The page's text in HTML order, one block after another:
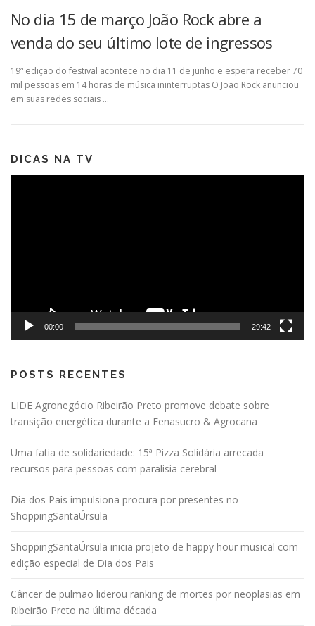
No dia 15 de março João Rock abre a
venda do seu último lote de ingressos
19ª edição do festival acontece no dia 11 de junho e espera receber 70
mil pessoas em 14 horas de música ininterruptas O João Rock anunciou
em suas redes sociais …
DICAS NA TV
00:00 29:42
POSTS RECENTES
LIDE Agronegócio Ribeirão Preto promove debate sobre
transição energética durante a Fenasucro & Agrocana
Uma fatia de solidariedade: 15ª Pizza Solidária arrecada
recursos para pessoas com paralisia cerebral
Dia dos Pais impulsiona procura por presentes no
ShoppingSantaÚrsula
ShoppingSantaÚrsula inicia projeto de happy hour musical com
edição especial de Dia dos Pais
Câncer de pulmão liderou ranking de mortes por neoplasias em
Ribeirão Preto na última década